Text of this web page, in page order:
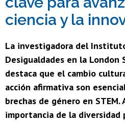
ciencia y la
La investigadora del
Desigualdades en la London
destaca que el cambio
acción afirmativa son
brechas de género en STEM.
importancia de la diversidad